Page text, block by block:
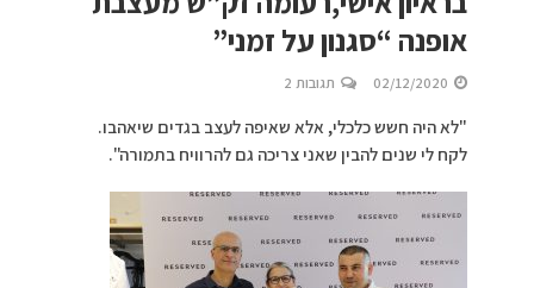
אופנה “סגנון על זמני”
02/12/2020 תגובות 2
"לא היה חשש כלכלי, אלא שאיפה לעצב בגדים שיאהבו.
לקח לי שנים להבין שאני צריכה גם להרוויח בתמורה".